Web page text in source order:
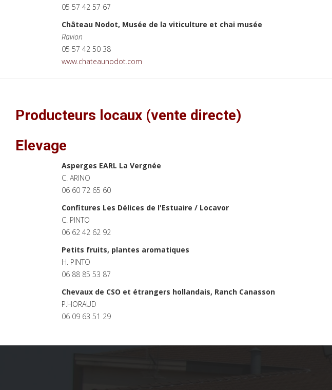
05 57 42 57 67
Château Nodot, Musée de la viticulture et chai musée
Ravion
05 57 42 50 38
www.chateaunodot.com
Producteurs locaux (vente directe)
Elevage
Asperges EARL La Vergnée
C. ARINO
06 60 72 65 60
Confitures Les Délices de l'Estuaire / Locavor
C. PINTO
06 62 42 62 92
Petits fruits, plantes aromatiques
H. PINTO
06 88 85 53 87
Chevaux de CSO et étrangers hollandais, Ranch Canasson
P.HORAUD
06 09 63 51 29